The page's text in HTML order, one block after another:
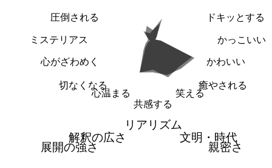
ドキッとする
かっこいい
かわいい
癒やされる
笑える
共感する
心温まる
切なくなる
心がざわめく
ミステリアス
圧倒される
リアリズム
文明・時代
親密さ
展開の強さ
解釈の広さ